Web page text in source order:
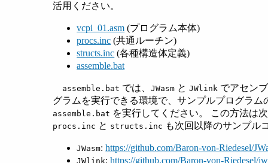
活用ください。
vcpi_01.asm (プログラム本体)
procs.inc (共通ルーチン)
structs.inc (各種構造体定義)
assemble.bat
assemble.bat では、JWasm とJWlink でアセン
グラムを実行できる環境で、サンプルプログラ
assemble.bat を実行してください。 この方法は
procs.inc と structs.inc も次回以降のサンプル
JWasm:https://github.com/Baron-von-Riedesel/
JWlink:https://github.com/Baron-von-Riedesel/